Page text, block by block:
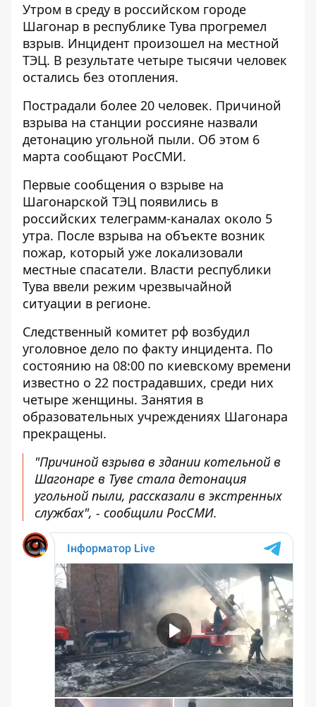
Утром в среду в российском городе
Шагонар в республике Тува прогремел
взрыв. Инцидент произошел на местной
ТЭЦ. В результате четыре тысячи человек
остались без отопления.
Пострадали более 20 человек. Причиной
взрыва на станции россияне назвали
детонацию угольной пыли. Об этом 6
марта сообщают РосСМИ.
Первые сообщения о взрыве на
Шагонарской ТЭЦ появились в
российских телеграмм-каналах около 5
утра. После взрыва на объекте возник
пожар, который уже локализовали
местные спасатели. Власти республики
Тува ввели режим чрезвычайной
ситуации в регионе.
Следственный комитет рф возбудил
уголовное дело по факту инцидента. По
состоянию на 08:00 по киевскому времени
известно о 22 пострадавших, среди них
четыре женщины. Занятия в
образовательных учреждениях Шагонара
прекращены.
"Причиной взрыва в здании котельной в
Шагонаре в Туве стала детонация
угольной пыли, рассказали в экстренных
службах", - сообщили РосСМИ.